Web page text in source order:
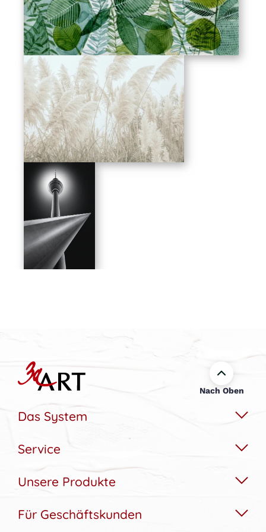
Nach Oben
Das System
Das Wechselbildsystem
Nachhaltigkeit
Bildergalerie
Service
Hilfe & Kontakt
Unsere Produkte
Akustikbilder
Für Geschäftskunden